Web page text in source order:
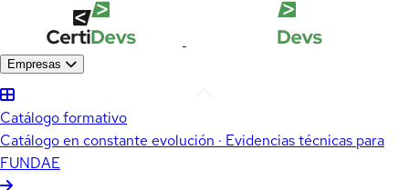
Empresas
Catálogo formativo
Catálogo en constante evolución · Evidencias técnicas para
FUNDAE